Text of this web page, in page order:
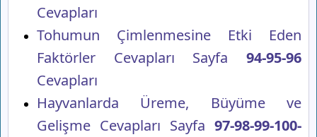
Cevapları
Tohumun Çimlenmesine Etki Eden
Faktörler Cevapları Sayfa 94-95-96
Cevapları
Hayvanlarda Üreme, Büyüme ve
Gelişme Cevapları Sayfa 97-98-99-100-